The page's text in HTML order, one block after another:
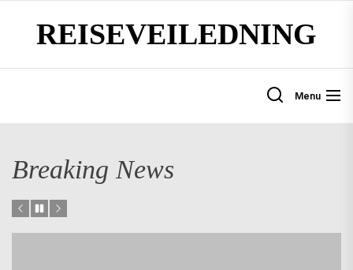
content
REISEVEILEDNING
Menu
Breaking News